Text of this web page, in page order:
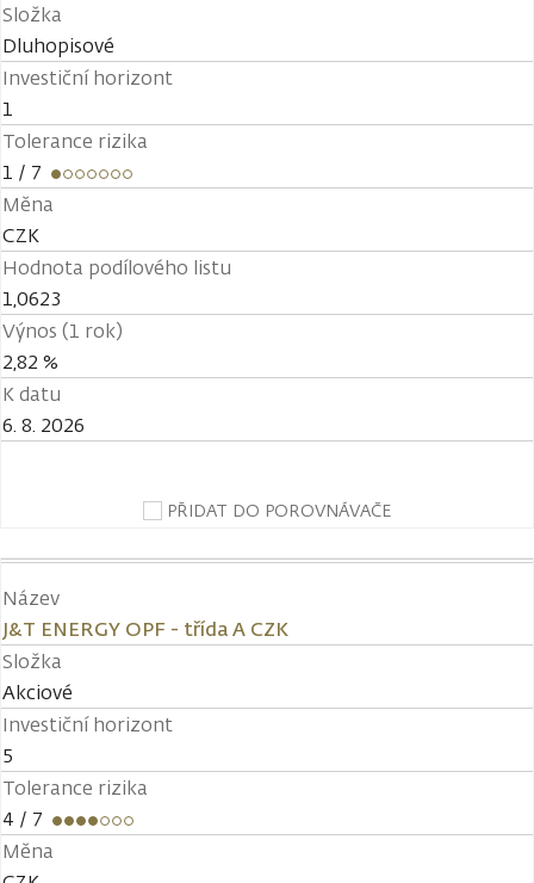
Složka
Dluhopisové
Investiční horizont
1
Tolerance rizika
1 / 7
Měna
CZK
Hodnota podílového listu
1,0623
Výnos (1 rok)
2,82 %
K datu
6. 8. 2026
PŘIDAT DO POROVNÁVAČE
Název
J&T ENERGY OPF - třída A CZK
Složka
Akciové
Investiční horizont
5
Tolerance rizika
4 / 7
Měna